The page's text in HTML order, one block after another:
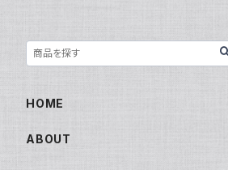
HOME
ABOUT